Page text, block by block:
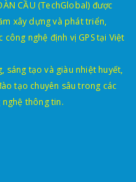
CẦU (TechGlobal) được
xây dựng và phát triển,
nghệ định vị GPS tại Việt
sáng tạo và giàu nhiệt huyết,
tạo chuyên sâu trong các
thông tin.